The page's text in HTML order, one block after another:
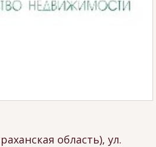
область), ул.